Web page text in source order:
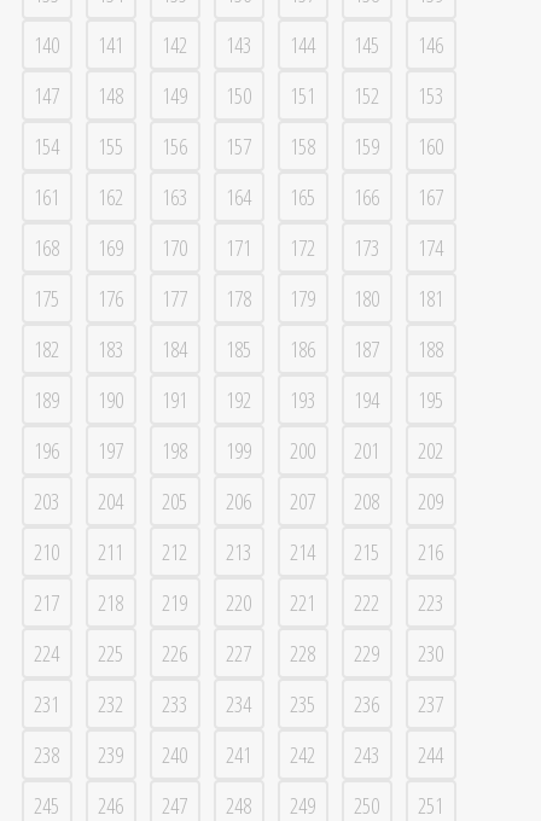
140
141 142 143 144 145
146
147
148 149 150 151 152
153
154
155 156 157 158 159
160
161
162 163 164 165 166
167
168
169 170 171 172 173
174
175
176 177 178 179 180
181
182
183 184 185 186 187
188
189
190 191 192 193 194
195
196
197 198 199 200 201
202
203
204 205 206 207 208
209
210
211 212 213 214 215
216
217
218 219 220 221 222
223
224
225 226 227 228 229
230
231
232 233 234 235 236
237
238
239 240 241 242 243
244
245
246 247 248 249 250
251